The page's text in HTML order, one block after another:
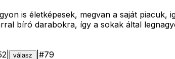
is életképesek, megvan a saját
bíró darabokra, így a sokak által
válasz #79